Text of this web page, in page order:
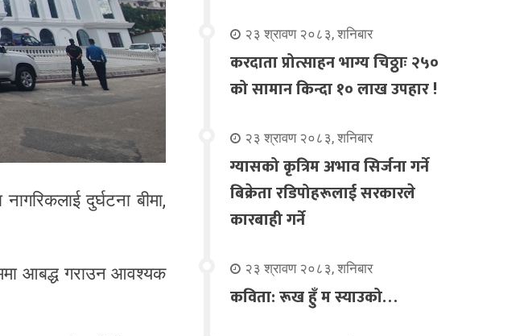
दुर्घटना बीमा,
आबद्ध गराउन आवश्यक
२३ श्रावण २०८३, शनिबार
करदाता प्रोत्साहन भाग्य चिठ्ठाः २५०
को सामान किन्दा १० लाख उपहार !
२३ श्रावण २०८३, शनिबार
ग्यासको कृत्रिम अभाव सिर्जना गर्ने
बिक्रेता रडिपोहरूलाई सरकारले
कारबाही गर्ने
२३ श्रावण २०८३, शनिबार
कविता: रूख हुँ म स्याउको…